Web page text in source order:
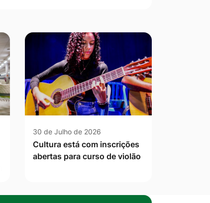
30 de Julho de 2026
Cultura está com inscrições
abertas para curso de violão